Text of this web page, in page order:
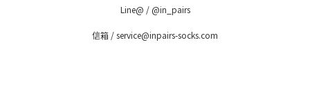
Line@ / @in_pairs
信箱 / service@inpairs-socks.com